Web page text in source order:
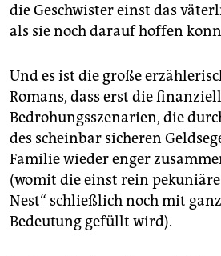
die Geschwister einst das
als sie noch darauf hoffen
Und es ist die große
Romans, dass erst die
Bedrohungsszenarien, die
des scheinbar sicheren
Familie wieder enger
(womit die einst rein pekuniäre
Nest“ schließlich noch mit
Bedeutung gefüllt wird).